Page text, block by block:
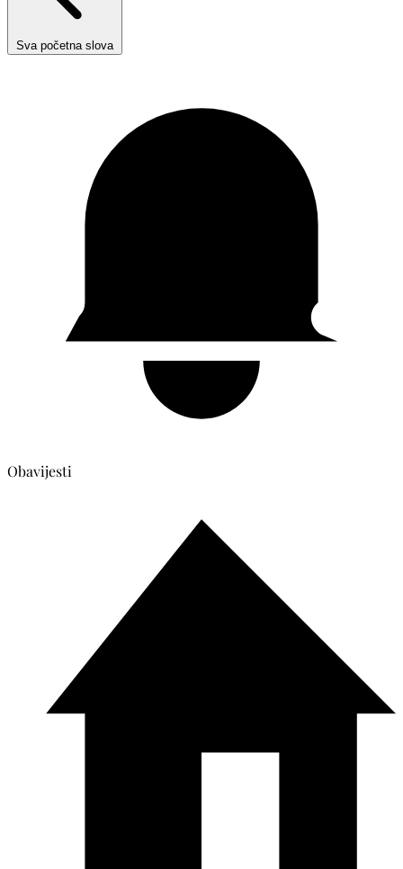
Sva početna slova
Obavijesti